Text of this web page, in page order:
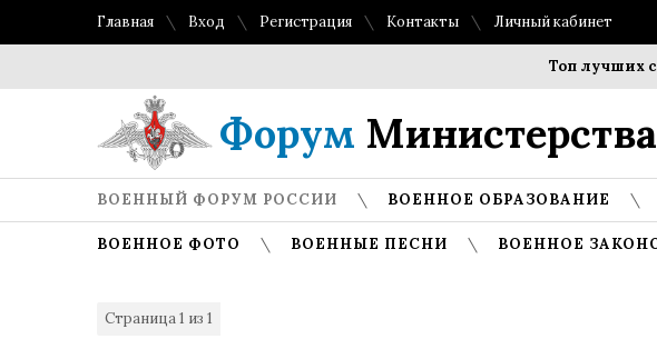
Главная Вход Регистрация Контакты Личный кабинет
Топ лучших
Форум
ВОЕННЫЙ ФОРУМ РОССИИ ВОЕННОЕ ОБРАЗОВАНИЕ
ВОЕННОЕ ФОТО ВОЕННЫЕ ПЕСНИ ВОЕННОЕ
Страница1 из 1